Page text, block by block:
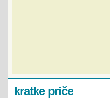
kratke priče